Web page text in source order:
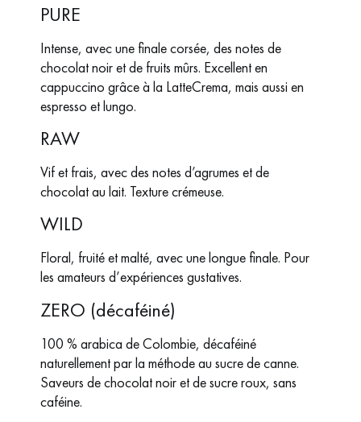
PURE
Intense, avec une finale corsée, des notes de
chocolat noir et de fruits mûrs. Excellent en
cappuccino grâce à la LatteCrema, mais aussi en
espresso et lungo.
RAW
Vif et frais, avec des notes d’agrumes et de
chocolat au lait. Texture crémeuse.
WILD
Floral, fruité et malté, avec une longue finale. Pour
les amateurs d’expériences gustatives.
ZERO (décaféiné)
100 % arabica de Colombie, décaféiné
naturellement par la méthode au sucre de canne.
Saveurs de chocolat noir et de sucre roux, sans
caféine.